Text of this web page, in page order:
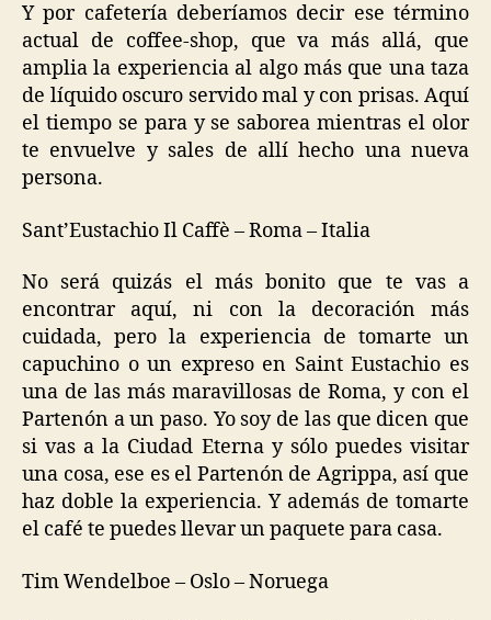
Y por cafetería deberíamos decir ese término
actual de coffee-shop, que va más allá, que
amplia la experiencia al algo más que una taza
de líquido oscuro servido mal y con prisas. Aquí
el tiempo se para y se saborea mientras el olor
te envuelve y sales de allí hecho una nueva
persona.
Sant’Eustachio Il Caffè – Roma – Italia
No será quizás el más bonito que te vas a
encontrar aquí, ni con la decoración más
cuidada, pero la experiencia de tomarte un
capuchino o un expreso en Saint Eustachio es
una de las más maravillosas de Roma, y con el
Partenón a un paso. Yo soy de las que dicen que
si vas a la Ciudad Eterna y sólo puedes visitar
una cosa, ese es el Partenón de Agrippa, así que
haz doble la experiencia. Y además de tomarte
el café te puedes llevar un paquete para casa.
Tim Wendelboe – Oslo – Noruega